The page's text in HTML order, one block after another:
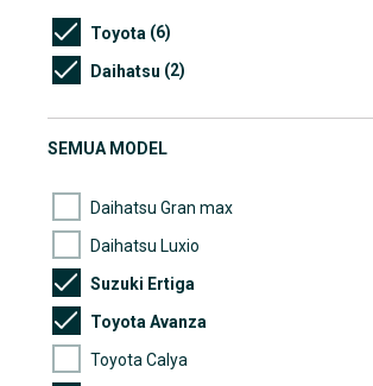
Toyota (6)
Daihatsu (2)
SEMUA MODEL
Daihatsu Gran max
Daihatsu Luxio
Suzuki Ertiga
Toyota Avanza
Toyota Calya